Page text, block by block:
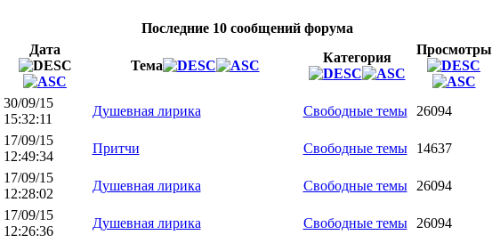
Последние 10 сообщений форума
Дата
Тема
Категория
Просмотры
30/09/15
15:32:11
Душевная лирика Свободные темы
26094
17/09/15
12:49:34
Притчи Свободные темы
14637
17/09/15
12:28:02
Душевная лирика Свободные темы
26094
17/09/15
12:26:36
Душевная лирика Свободные темы
26094